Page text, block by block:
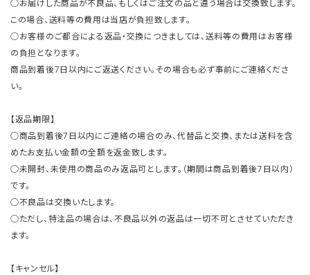
○お届けした商品が不良品、もしくはご注文の品と違う場合は交換致します。
この場合、送料等の費用は当店が負担致します。
○お客様のご都合による返品・交換につきましては、送料等の費用はお客様
の負担となります。
商品到着後7日以内にご返送ください。その場合も必ず事前にご連絡くださ
い。
【返品期限】
○商品到着後7日以内にご連絡の場合のみ、代替品と交換、または送料を含
めたお支払い金額の全額を返金致します。
○未開封、未使用の商品のみ返品可とします。（期間は商品到着後7日以内）
です。
○不良品は交換いたします。
○ただし、特注品の場合は、不良品以外の返品は一切不可とさせていただき
ます。
【キャンセル】